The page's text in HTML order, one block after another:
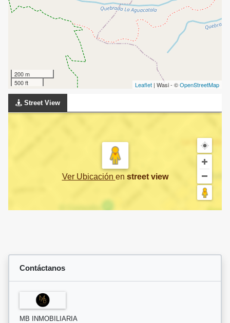
200 m
500 ft
Leaflet | Wasi - ©OpenStreetMap
Street View
Ver Ubicación en street view
Contáctanos
MB INMOBILIARIA